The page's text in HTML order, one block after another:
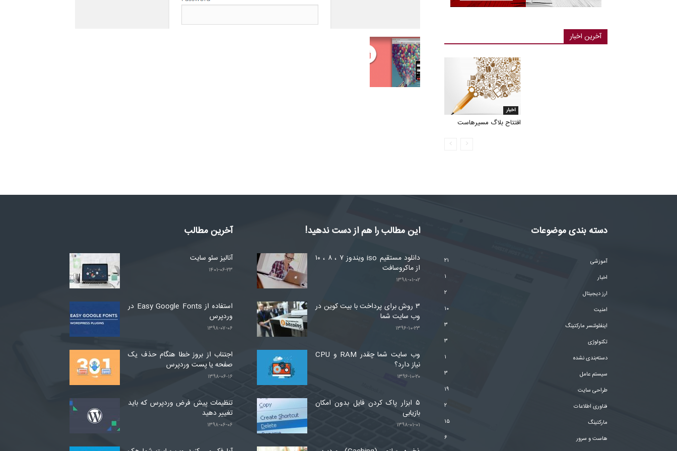
آخرین اخبار
اخبار
افتتاح بلاگ مسیرهاست
آخرین مطالب
آنالیز سئو سایت
۱۴۰۱-۰۶-۲۳
استفاده از Easy Google Fonts در
وردپرس
۱۳۹۸-۰۷-۰۶
اجتناب از بروز خطا هنگام حذف یک
صفحه یا پست وردپرس
۱۳۹۸-۰۶-۱۶
تنظیمات پیش فرض وردپرس که باید
تغییر دهید
۱۳۹۸-۰۶-۰۶
این مطالب را هم از دست ندهید!
دانلود مستقیم iso ویندوز ۷ ، ۸ ، ۱۰
از ماکروسافت
۱۳۹۸-۰۱-۰۲
۳ روش برای پرداخت با بیت کوین در
وب سایت شما
۱۳۹۶-۱۰-۲۳
وب سایت شما چقدر RAM و CPU
نیاز دارد؟
۱۳۹۶-۱۰-۲۰
۵ ابزار پاک کردن فایل بدون امکان
بازیابی
۱۳۹۸-۰۱-۰۱
دسته بندی موضوعات
آموزشی
۲۱
اخبار
۱
ارز دیجیتال
۲
امنیت
۱۰
اینفلوئنسر مارکتینگ
۳
تکنولوژی
۳
دسته‌بندی نشده
۱
سیستم عامل
۳
طراحی سایت
۱۹
فناوری اطلاعات
۲
مارکتینگ
۱۵
هاست و سرور
۶